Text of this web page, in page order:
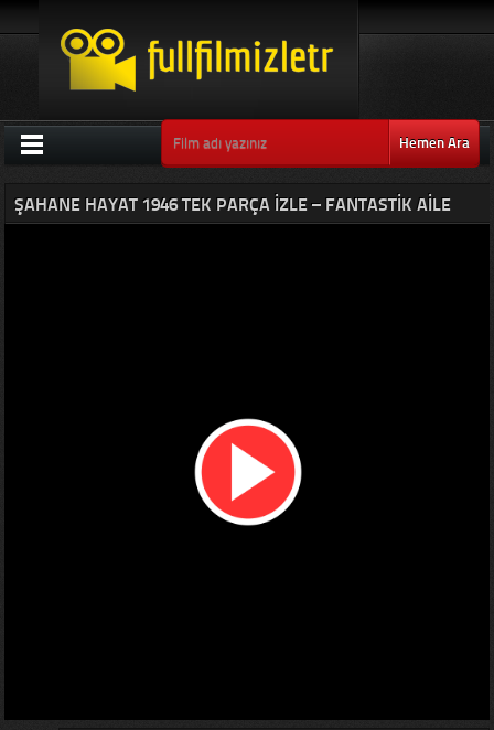
Hemen Ara
ŞAHANE HAYAT 1946 TEK PARÇA IZLE – FANTASTIK AILE